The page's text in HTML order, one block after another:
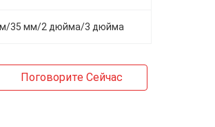
35 мм/2 дюйма/3 дюйма
Поговорите Сейчас